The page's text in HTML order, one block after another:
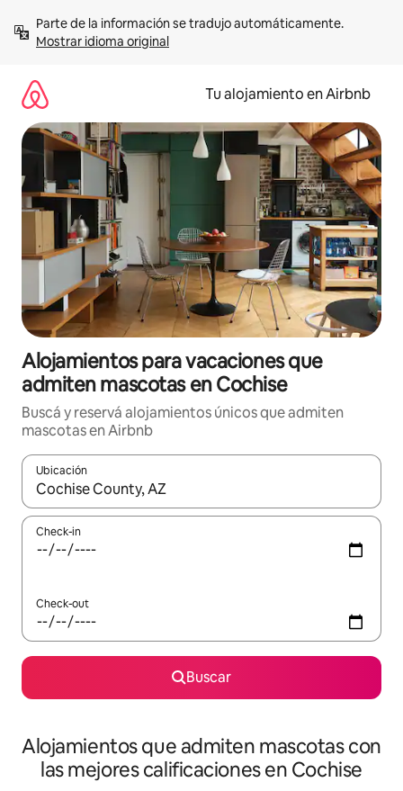
contenidoMostrar idioma original
Tu alojamiento en Airbnb
Alojamientos para vacaciones que
admiten mascotas en Cochise
Buscá y reservá alojamientos únicos que admiten
mascotas en Airbnb
Ubicación
Cuando los resultados estén disponibles, navegá con las
Check-in
Check-out
Buscar
Alojamientos que admiten mascotas con
las mejores calificaciones en Cochise